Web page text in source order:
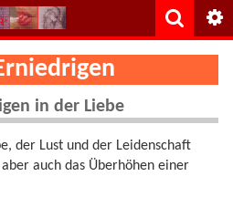
in der Liebe
der Lust und der Leidenschaft
auch das Überhöhen einer